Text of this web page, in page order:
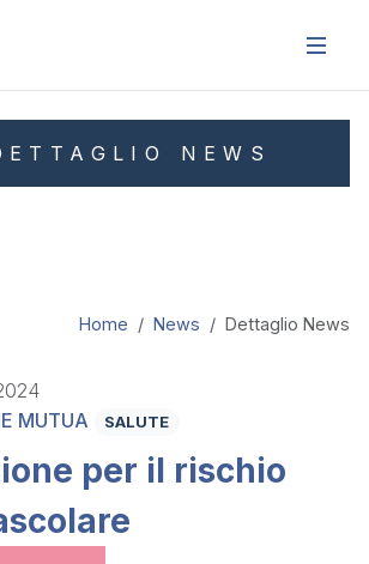
NEWS
Home News Dettaglio News
MUTUA SALUTE
per il rischio